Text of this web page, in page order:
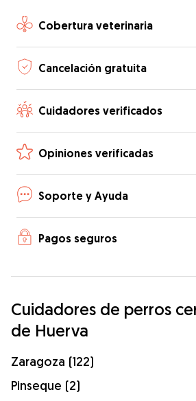
Cobertura veterinaria
Cancelación gratuita
Cuidadores verificados
Opiniones verificadas
Soporte y Ayuda
Pagos seguros
Cuidadores de perros
de Huerva
Zaragoza (122)
Pinseque (2)